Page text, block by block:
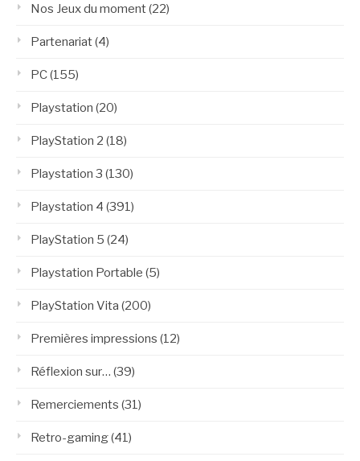
Nos Jeux du moment(22)
Partenariat(4)
PC(155)
Playstation (20)
PlayStation 2 (18)
Playstation 3 (130)
Playstation 4 (391)
PlayStation 5 (24)
Playstation Portable (5)
PlayStation Vita (200)
Premières impressions (12)
Réflexion sur… (39)
Remerciements (31)
Retro-gaming(41)